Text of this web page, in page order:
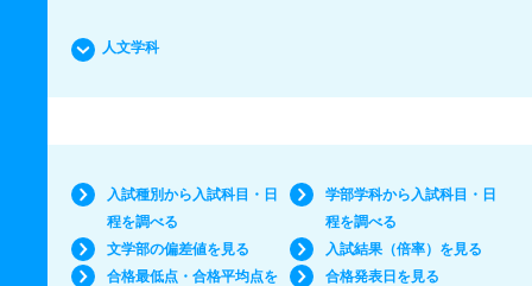
人文学科
入試種別から入試科目・日
程を調べる
学部学科から入試科目・日
程を調べる
文学部の偏差値を見る
入試結果（倍率）を見る
合格最低点・合格平均点を
合格発表日を見る